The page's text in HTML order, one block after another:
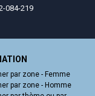
084-219
par zone - Femme
par zone - Homme